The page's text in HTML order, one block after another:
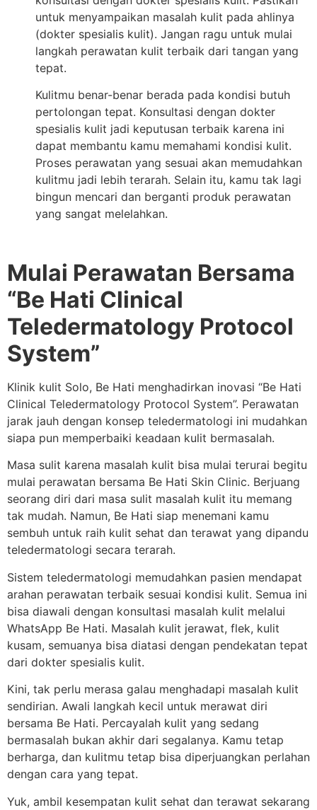
untuk menyampaikan masalah kulit pada ahlinya
(dokter spesialis kulit). Jangan ragu untuk mulai
langkah perawatan kulit terbaik dari tangan yang
tepat.
Kulitmu benar-benar berada pada kondisi butuh
pertolongan tepat. Konsultasi dengan dokter
spesialis kulit jadi keputusan terbaik karena ini
dapat membantu kamu memahami kondisi kulit.
Proses perawatan yang sesuai akan memudahkan
kulitmu jadi lebih terarah. Selain itu, kamu tak lagi
bingun mencari dan berganti produk perawatan
yang sangat melelahkan.
Mulai Perawatan Bersama
“Be Hati Clinical
Teledermatology Protocol
System”
Klinik kulit Solo, Be Hati menghadirkan inovasi “Be Hati
Clinical Teledermatology Protocol System”. Perawatan
jarak jauh dengan konsep teledermatologi ini mudahkan
siapa pun memperbaiki keadaan kulit bermasalah.
Masa sulit karena masalah kulit bisa mulai terurai begitu
mulai perawatan bersama Be Hati Skin Clinic. Berjuang
seorang diri dari masa sulit masalah kulit itu memang
tak mudah. Namun, Be Hati siap menemani kamu
sembuh untuk raih kulit sehat dan terawat yang dipandu
teledermatologi secara terarah.
Sistem teledermatologi memudahkan pasien mendapat
arahan perawatan terbaik sesuai kondisi kulit. Semua ini
bisa diawali dengan konsultasi masalah kulit melalui
WhatsApp Be Hati. Masalah kulit jerawat, flek, kulit
kusam, semuanya bisa diatasi dengan pendekatan tepat
dari dokter spesialis kulit.
Kini, tak perlu merasa galau menghadapi masalah kulit
sendirian. Awali langkah kecil untuk merawat diri
bersama Be Hati. Percayalah kulit yang sedang
bermasalah bukan akhir dari segalanya. Kamu tetap
berharga, dan kulitmu tetap bisa diperjuangkan perlahan
dengan cara yang tepat.
Yuk, ambil kesempatan kulit sehat dan terawat sekarang